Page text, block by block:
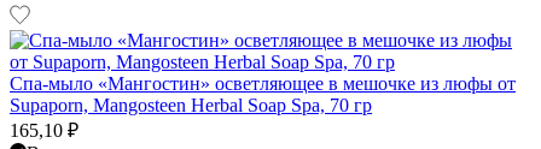
Спа-мыло «Мангостин» осветляющее в мешочке из люфы от
Supaporn, Mangosteen Herbal Soap Spa, 70 гр
165,10 ₽